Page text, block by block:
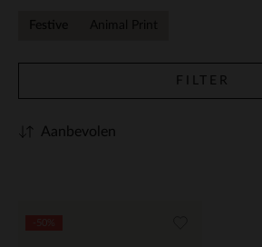
Festive Animal Print
FILTER
Aanbevolen